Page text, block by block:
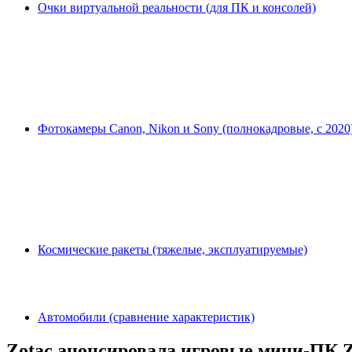
Очки виртуальной реальности (для ПК и консолей)
Фотокамеры Canon, Nikon и Sony (полнокадровые, с
Космические ракеты (тяжелые, эксплуатируемые)
Автомобили (сравнение характеристик)